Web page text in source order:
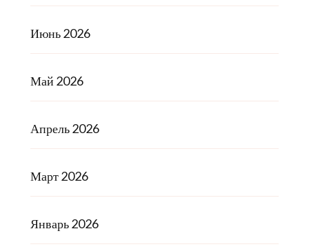
Июнь 2026
Май 2026
Апрель 2026
Март 2026
Январь 2026